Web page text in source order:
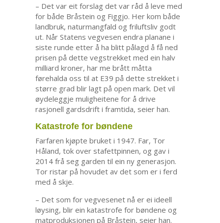
– Det var eit forslag det var råd å leve med
for både Bråstein og Figgjo. Her kom både
landbruk, naturmangfald og friluftsliv godt
ut. Når Statens vegvesen endra planane i
siste runde etter å ha blitt pålagd å få ned
prisen på dette vegstrekket med ein halv
milliard kroner, har me brått måtta
førehalda oss til at E39 på dette strekket i
større grad blir lagt på open mark. Det vil
øydeleggje muligheitene for å drive
rasjonell gardsdrift i framtida, seier han.
Katastrofe for bøndene
Farfaren kjøpte bruket i 1947. Far, Tor
Håland, tok over stafettpinnen, og gav i
2014 frå seg garden til ein ny generasjon.
Tor ristar på hovudet av det som er i ferd
med å skje.
– Det som for vegvesenet nå er ei ideell
løysing, blir ein katastrofe for bøndene og
matproduksjonen på Bråstein, seier han.